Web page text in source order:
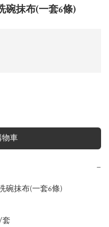
碗抹布(一套6條)
物車
−
碗抹布(一套6條)
套